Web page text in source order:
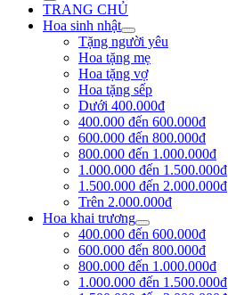
TRANG CHỦ
Hoa sinh nhật
Tặng người yêu
Hoa tặng mẹ
Hoa tặng vợ
Hoa tặng sếp
Dưới 400.000đ
400.000 đến 600.000đ
600.000 đến 800.000đ
800.000 đến 1.000.000đ
1.000.000 đến 1.500.000đ
1.500.000 đến 2.000.000đ
Trên 2.000.000đ
Hoa khai trương
400.000 đến 600.000đ
600.000 đến 800.000đ
800.000 đến 1.000.000đ
1.000.000 đến 1.500.000đ